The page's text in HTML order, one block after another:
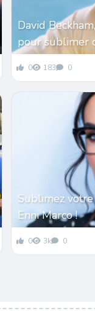
David
pour sublimer
0 183 0
Sublimez
Enni Marco !
0 3k 0